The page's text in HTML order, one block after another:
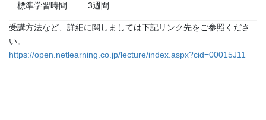
標準学習時間 3週間
受講方法など、詳細に関しましては下記リンク先をご参照くださ
い。
https://open.netlearning.co.jp/lecture/index.aspx?cid=00015J11